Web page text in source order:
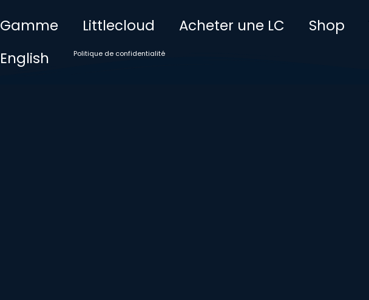
Gamme Littlecloud Acheter une LC Shop
English
Politique de confidentialité